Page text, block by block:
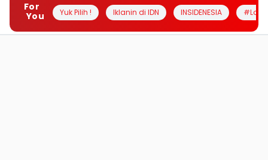
For
You
Yuk Pilih ! Iklanin di IDN INSIDENESIA